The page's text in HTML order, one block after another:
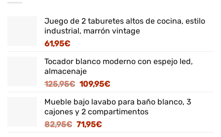
Juego de 2 taburetes altos de cocina, estilo
industrial, marrón vintage
61,95€
Tocador blanco moderno con espejo led,
almacenaje
125,95€ El
original
era:
125,95€.
109,95€El
actual
es:
Mueble bajo lavabo para baño blanco, 3
cajones y 2 compartimentos
82,95€ El
71,95€El